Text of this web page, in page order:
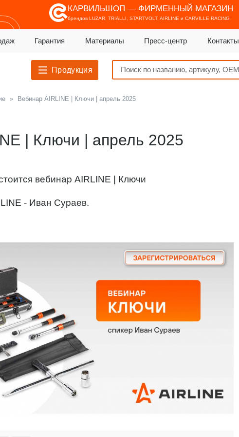
КАРВИЛЬШОП — ФИРМЕННЫЙ МАГАЗИН
брендов LUZAR, TRIALLI, STARTVOLT, AIRLINE и CARVILLE RACING
Гарантия Материалы Пресс-центр Контакты
Продукция
» Вебинар AIRLINE | Ключи | апрель 2025
| Ключи | апрель 2025
вебинар AIRLINE | Ключи
- Иван Сураев.